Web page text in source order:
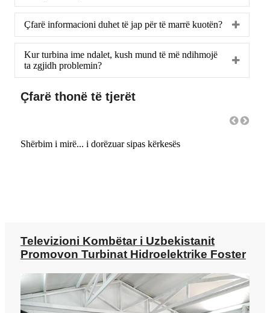
Çfarë informacioni duhet të jap për të marrë kuotën?
Kur turbina ime ndalet, kush mund të më ndihmojë
ta zgjidh problemin?
Çfarë thonë të tjerët
Shërbim i mirë... i dorëzuar sipas kërkesës
Televizioni Kombëtar i Uzbekistanit
Promovon Turbinat Hidroelektrike Foster